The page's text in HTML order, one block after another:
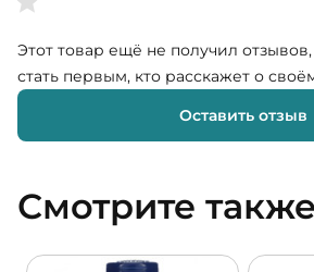
Этот товар ещё не получил
стать первым, кто расскажет о
Оставить отзыв
Смотрите также